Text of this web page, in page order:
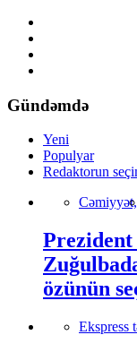
Gündəmdə
Yeni
Populyar
Redaktorun
Cəmiyyət,
Prezident
özünün
Ekspress